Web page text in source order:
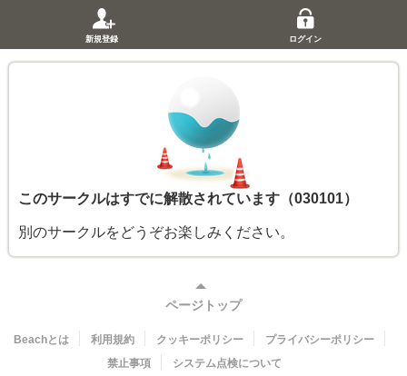
新規登録 ログイン
このサークルはすでに解散されています（030101）
別のサークルをどうぞお楽しみください。
ページトップ
Beachとは 利用規約 クッキーポリシー
プライバシーポリシー
禁止事項
システム点検について